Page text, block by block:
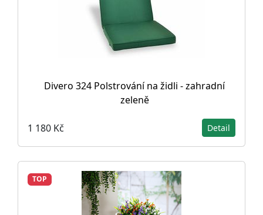
Divero 324 Polstrování na židli - zahradní
zeleně
1 180 Kč Detail
TOP